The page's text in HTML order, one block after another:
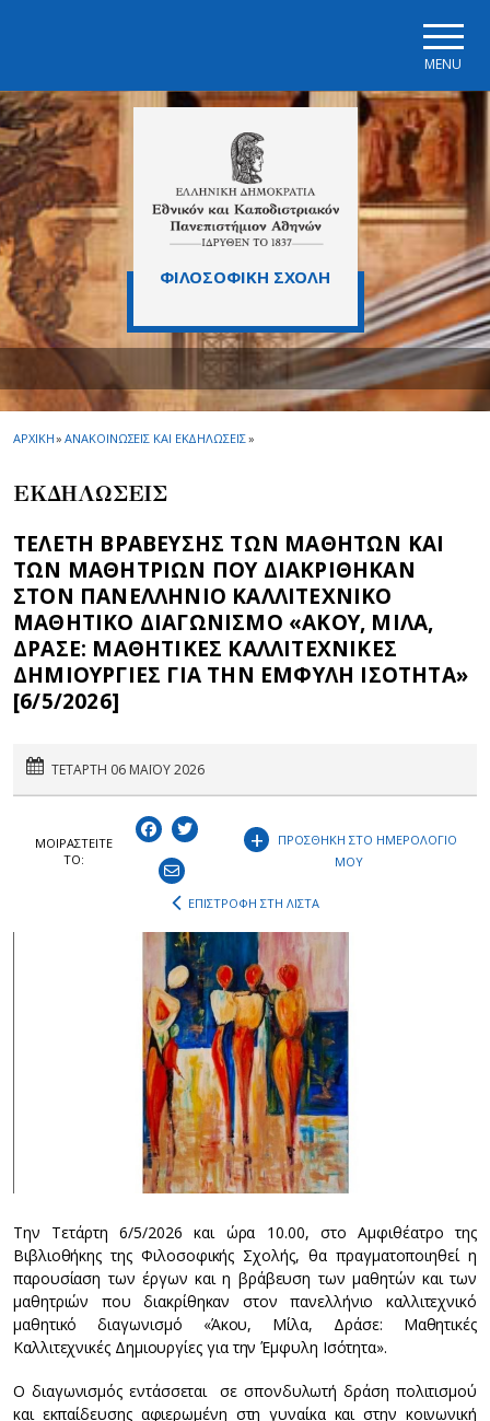
MENU
ΦΙΛΟΣΟΦΙΚΗ ΣΧΟΛΗ
ΑΡΧΙΚΗ» ΑΝΑΚΟΙΝΩΣΕΙΣ ΚΑΙ ΕΚΔΗΛΩΣΕΙΣ»
ΕΚΔΗΛΩΣΕΙΣ
ΤΕΛΕΤΗ ΒΡΑΒΕΥΣΗΣ ΤΩΝ ΜΑΘΗΤΩΝ ΚΑΙ
ΤΩΝ ΜΑΘΗΤΡΙΩΝ ΠΟΥ ΔΙΑΚΡΙΘΗΚΑΝ
ΣΤΟΝ ΠΑΝΕΛΛΗΝΙΟ ΚΑΛΛΙΤΕΧΝΙΚΟ
ΜΑΘΗΤΙΚΟ ΔΙΑΓΩΝΙΣΜΟ «ΑΚΟΥ, ΜΙΛΑ,
ΔΡΑΣΕ: ΜΑΘΗΤΙΚΕΣ ΚΑΛΛΙΤΕΧΝΙΚΕΣ
ΔΗΜΙΟΥΡΓΙΕΣ ΓΙΑ ΤΗΝ ΕΜΦΥΛΗ ΙΣΟΤΗΤΑ»
[6/5/2026]
ΤΕΤΑΡΤΗ 06 ΜΑΪΟΥ 2026
ΜΟΙΡΑΣΤEIΤΕ
ΤΟ:
+
ΠΡΟΣΘΗΚΗ ΣΤΟ ΗΜΕΡΟΛΟΓΙΟ
ΜΟΥ
ΕΠΙΣΤΡΟΦΗ ΣΤΗ ΛΙΣΤΑ
Την Τετάρτη 6/5/2026 και ώρα 10.00, στο Αμφιθέατρο της
Βιβλιοθήκης της Φιλοσοφικής Σχολής, θα πραγματοποιηθεί η
παρουσίαση των έργων και η βράβευση των μαθητών και των
μαθητριών που διακρίθηκαν στον πανελλήνιο καλλιτεχνικό
μαθητικό διαγωνισμό «Άκου, Μίλα, Δράσε: Μαθητικές
Καλλιτεχνικές Δημιουργίες για την Έμφυλη Ισότητα».
Ο διαγωνισμός εντάσσεται σε σπονδυλωτή δράση πολιτισμού
και εκπαίδευσης αφιερωμένη στη γυναίκα και στην κοινωνική